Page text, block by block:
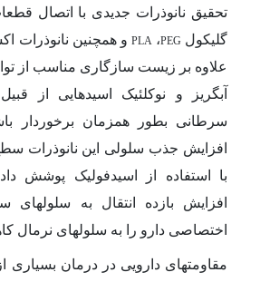
تحقیق نانوذرات جدیدی با اتصال
گلیکولPEG، PLA و همچنین نانوذرات
علاوه بر زیست سازگاری مناسب از
آبگریز و نوکلئیک اسیدهایی از قبیل
سرطانی بطور همزمان برخوردار
افزایش جذب سلولی این نانوذرات
با استفاده از اسیدفولیک پوشش
افزایش بازده انتقال به
اختصاصی دارو را به سلول­های نرمال
مقاومت­های دارویی در درمان بسیاری از